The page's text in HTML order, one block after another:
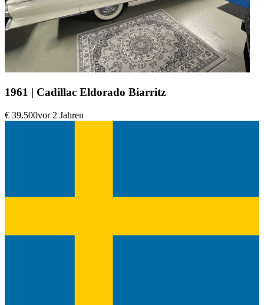
1961 | Cadillac Eldorado Biarritz
€ 39.500vor 2 Jahren